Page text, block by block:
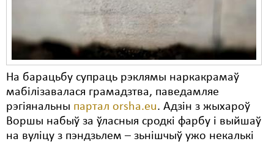
На барацьбу супраць рэклямы наркакрамаў
мабілізавалася грамадзтва, паведамляе
рэгіянальны партал orsha.eu. Адзін з жыхароў
Воршы набыў за ўласныя сродкі фарбу і выйшаў
на вуліцу з пэндзьлем – зьнішчыў ужо некалькі